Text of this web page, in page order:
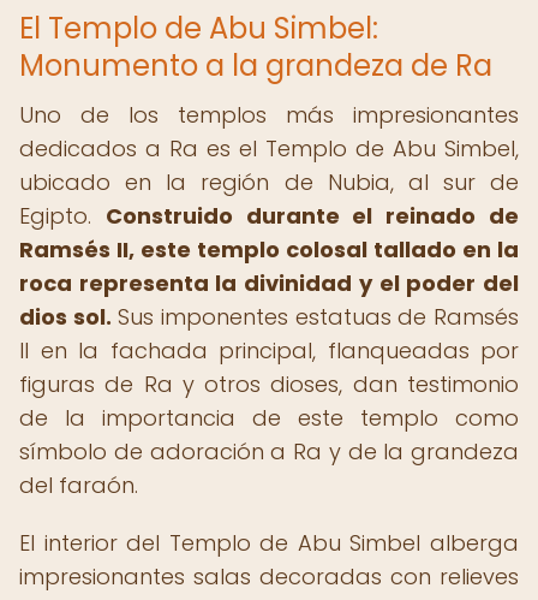
El Templo de Abu Simbel:
Monumento a la grandeza de Ra
Uno de los templos más impresionantes
dedicados a Ra es el Templo de Abu Simbel,
ubicado en la región de Nubia, al sur de
Egipto. Construido durante el reinado de
Ramsés II, este templo colosal tallado en la
roca representa la divinidad y el poder del
dios sol. Sus imponentes estatuas de Ramsés
II en la fachada principal, flanqueadas por
figuras de Ra y otros dioses, dan testimonio
de la importancia de este templo como
símbolo de adoración a Ra y de la grandeza
del faraón.
El interior del Templo de Abu Simbel alberga
impresionantes salas decoradas con relieves